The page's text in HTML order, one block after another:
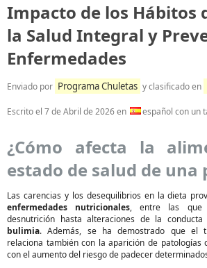
Impacto de los Hábitos
la Salud Integral y
Enfermedades
Enviado por Programa Chuletas y clasificado en
Escrito el 7 de Abril de 2026en español con un
¿Cómo afecta la
estado de salud de una
Las carencias y los desequilibrios en la dieta
enfermedades nutricionales, entre las que
desnutrición hasta alteraciones de la
bulimia. Además, se ha demostrado que el
relaciona también con la aparición de patologías
con el aumento del riesgo de padecer